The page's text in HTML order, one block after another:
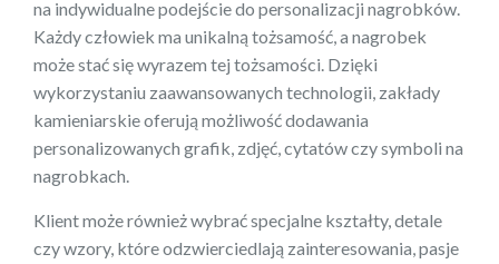
na indywidualne podejście do personalizacji nagrobków.
Każdy człowiek ma unikalną tożsamość, a nagrobek
może stać się wyrazem tej tożsamości. Dzięki
wykorzystaniu zaawansowanych technologii, zakłady
kamieniarskie oferują możliwość dodawania
personalizowanych grafik, zdjęć, cytatów czy symboli na
nagrobkach.
Klient może również wybrać specjalne kształty, detale
czy wzory, które odzwierciedlają zainteresowania, pasje